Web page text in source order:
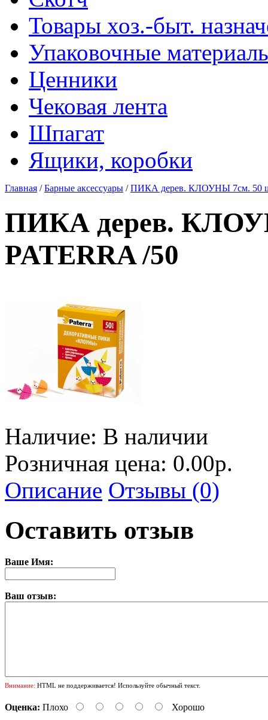
Товары хоз.-быт.
Упаковочные
Ценники
Чековая лента
Шпагат
Ящики, коробки
Главная /Барные аксессуары /ПИКА дерев. КЛОУНЫ 7см. 50
ПИКА дерев.
PATERRA /50
Наличие: В наличии
Розничная цена: 0.00р.
Описание Отзывы (0)
Оставить отзыв
Ваше Имя:
Ваш отзыв:
Внимание: HTML не поддерживается! Используйте обычный текст.
Оценка: Плохо Хорошо